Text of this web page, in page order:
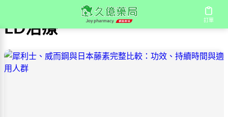
訂單
ED治療